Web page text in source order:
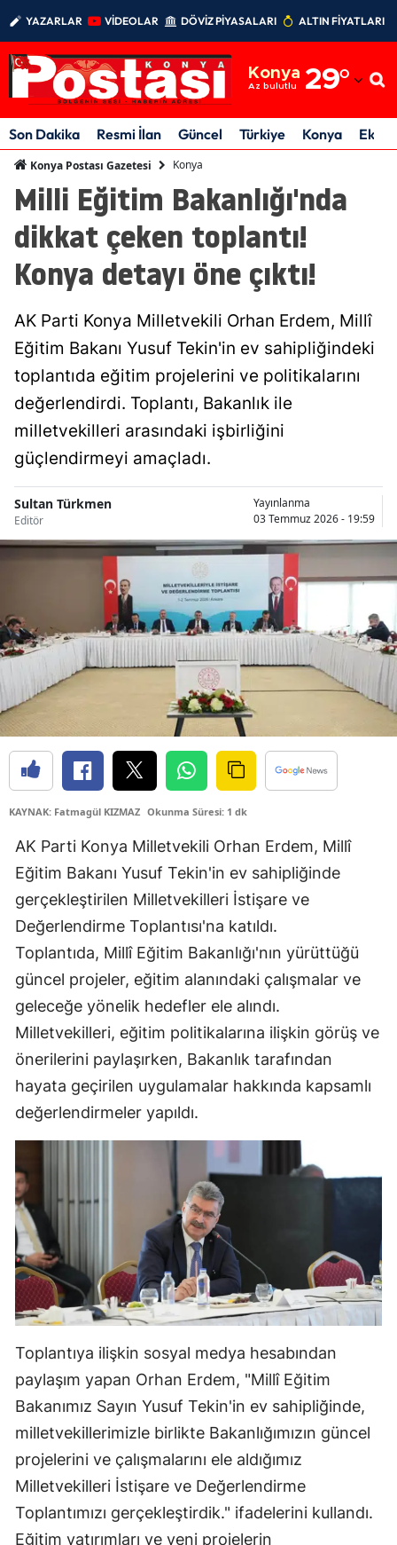
YAZARLAR VİDEOLAR DÖVİZ PİYASALARI ALTIN FİYATLARI
Konya
Az bulutlu 29°
Adıyaman
Afyonkarahisar
Amasya
Ankara
Antalya
Aydın
Balıkesir
Bitlis
Bolu
Burdur
Bursa
Çanakkale
Çankırı
Diyarbakır
Elazığ
Erzurum
Eskişehir
Gaziantep
Giresun
Gümüşhane
Hatay
Isparta
İzmir
Kars
Kastamonu
Kayseri
Kırklareli
Kırşehir
Kocaeli
Son Dakika Resmi İlan Güncel Türkiye Konya
Konya Postası Gazetesi Konya
Milli Eğitim Bakanlığı'nda
dikkat çeken toplantı!
Konya detayı öne çıktı!
AK Parti Konya Milletvekili Orhan Erdem, Millî
Eğitim Bakanı Yusuf Tekin'in ev sahipliğindeki
toplantıda eğitim projelerini ve politikalarını
değerlendirdi. Toplantı, Bakanlık ile
milletvekilleri arasındaki işbirliğini
güçlendirmeyi amaçladı.
Sultan Türkmen
Editör
Yayınlanma
03 Temmuz 2026 - 19:59
KAYNAK: Fatmagül KIZMAZ Okunma Süresi: 1 dk
AK Parti Konya Milletvekili Orhan Erdem, Millî
Eğitim Bakanı Yusuf Tekin'in ev sahipliğinde
gerçekleştirilen Milletvekilleri İstişare ve
Değerlendirme Toplantısı'na katıldı.
Toplantıda, Millî Eğitim Bakanlığı'nın yürüttüğü
güncel projeler, eğitim alanındaki çalışmalar ve
geleceğe yönelik hedefler ele alındı.
Milletvekilleri, eğitim politikalarına ilişkin görüş ve
önerilerini paylaşırken, Bakanlık tarafından
hayata geçirilen uygulamalar hakkında kapsamlı
değerlendirmeler yapıldı.
Toplantıya ilişkin sosyal medya hesabından
paylaşım yapan Orhan Erdem, "Millî Eğitim
Bakanımız Sayın Yusuf Tekin'in ev sahipliğinde,
milletvekillerimizle birlikte Bakanlığımızın güncel
projelerini ve çalışmalarını ele aldığımız
Milletvekilleri İstişare ve Değerlendirme
Toplantımızı gerçekleştirdik." ifadelerini kullandı.
Eğitim yatırımları ve yeni projelerin